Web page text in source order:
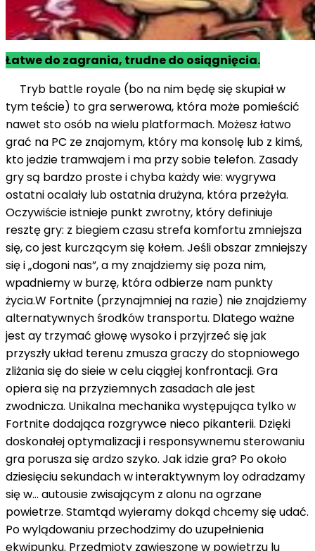
Łatwe do zagrania, trudne do osiągnięcia.
Tryb battle royale (bo na nim będę się skupiał w
tym teście) to gra serwerowa, która może pomieścić
nawet sto osób na wielu platformach. Możesz łatwo
grać na PC ze znajomym, który ma konsolę lub z kimś,
kto jedzie tramwajem i ma przy sobie telefon. Zasady
gry są bardzo proste i chyba każdy wie: wygrywa
ostatni ocalały lub ostatnia drużyna, która przeżyła.
Oczywiście istnieje punkt zwrotny, który definiuje
resztę gry: z biegiem czasu strefa komfortu zmniejsza
się, co jest kurczącym się kołem. Jeśli obszar zmniejszy
się i „dogoni nas”, a my znajdziemy się poza nim,
wpadniemy w burzę, która odbierze nam punkty
życia.W Fortnite (przynajmniej na razie) nie znajdziemy
alternatywnych środków transportu. Dlatego ważne
jest ay trzymać głowę wysoko i przyjrzeć się jak
przyszły układ terenu zmusza graczy do stopniowego
zliżania się do sieie w celu ciągłej konfrontacji. Gra
opiera się na przyziemnych zasadach ale jest
zwodnicza. Unikalna mechanika występująca tylko w
Fortnite dodająca rozgrywce nieco pikanterii. Dzięki
doskonałej optymalizacji i responsywnemu sterowaniu
gra porusza się ardzo szyko. Jak idzie gra? Po około
dziesięciu sekundach w interaktywnym loy odradzamy
się w... autousie zwisającym z alonu na ogrzane
powietrze. Stamtąd wyieramy dokąd chcemy się udać.
Po wylądowaniu przechodzimy do uzupełnienia
ekwipunku. Przedmioty zawieszone w powietrzu lu